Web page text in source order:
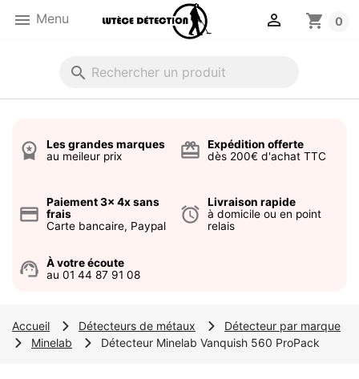
 Menu shopping_cart 0

search
workspace_premium
Les grandes marques
au meileur prix
card_giftcard
Expédition offerte
dès 200€ d'achat TTC
credit_card
Paiement 3x 4x sans
frais
Carte bancaire, Paypal
alarm
Livraison rapide
à domicile ou en point
relais
support_agent
À votre écoute
au 01 44 87 91 08
Accueil Détecteurs de métaux
Détecteur par marque
Minelab
Détecteur Minelab Vanquish 560 ProPack